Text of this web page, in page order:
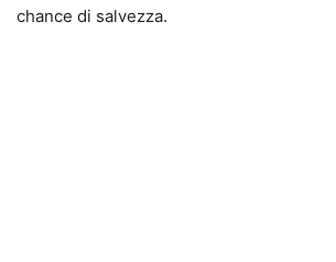
chance di salvezza.